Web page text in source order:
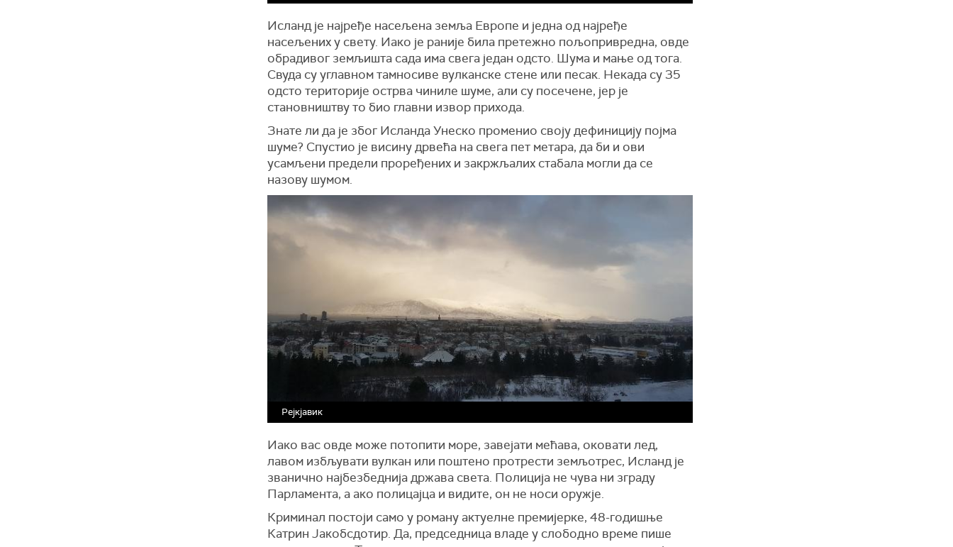
Исланд је најређе насељена земља Европе и једна од најређе
насељених у свету. Иако је раније била претежно пољопривредна, овде
обрадивог земљишта сада има свега један одсто. Шума и мање од тога.
Свуда су углавном тамносиве вулканске стене или песак. Некада су 35
одсто територије острва чиниле шуме, али су посечене, јер је
становништву то био главни извор прихода.
Знате ли да је због Исланда Унеско променио своју дефиницију појма
шуме? Спустио је висину дрвећа на свега пет метара, да би и ови
усамљени предели проређених и закржљалих стабала могли да се
назову шумом.
Рејкјавик
Иако вас овде може потопити море, завејати мећава, оковати лед,
лавом избљувати вулкан или поштено протрести земљотрес, Исланд је
званично најбезбеднија држава света. Полиција не чува ни зграду
Парламента, а ако полицајца и видите, он не носи оружје.
Криминал постоји само у роману актуелне премијерке, 48-годишње
Катрин Јакобсдотир. Да, председница владе у слободно време пише